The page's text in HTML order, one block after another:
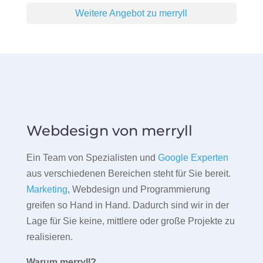
Weitere Angebot zu merryll
Webdesign von merryll
Ein Team von Spezialisten und Google Experten
aus verschiedenen Bereichen steht für Sie bereit.
Marketing, Webdesign und Programmierung
greifen so Hand in Hand. Dadurch sind wir in der
Lage für Sie keine, mittlere oder große Projekte zu
realisieren.